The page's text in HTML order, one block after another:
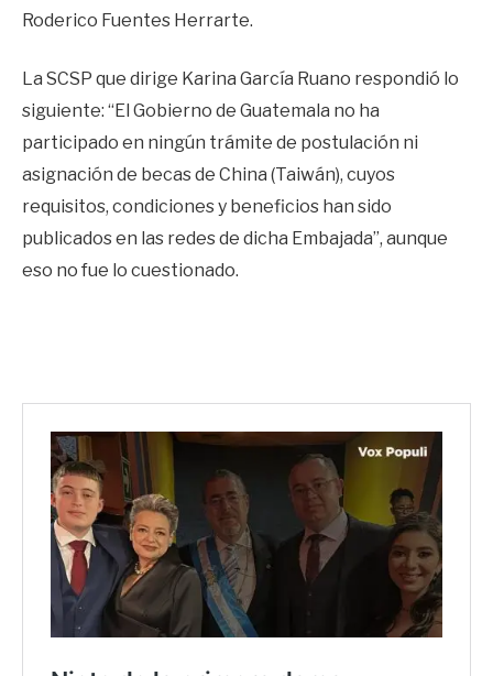
Roderico Fuentes Herrarte.
La SCSP que dirige Karina García Ruano respondió lo
siguiente: “El Gobierno de Guatemala no ha
participado en ningún trámite de postulación ni
asignación de becas de China (Taiwán), cuyos
requisitos, condiciones y beneficios han sido
publicados en las redes de dicha Embajada”, aunque
eso no fue lo cuestionado.